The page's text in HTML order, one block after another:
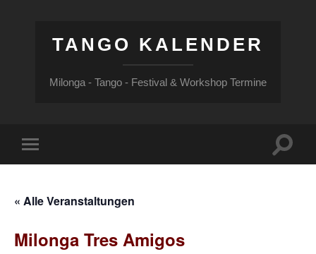
TANGO KALENDER
Milonga - Tango - Festival & Workshop Termine
Menü
« Alle Veranstaltungen
Milonga Tres Amigos